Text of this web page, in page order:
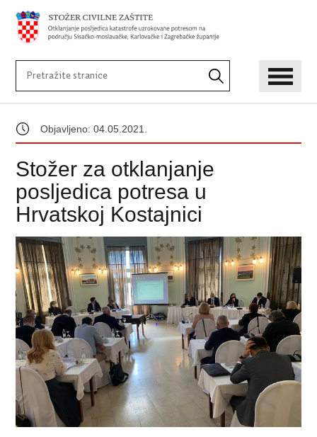
Objavljeno: 04.05.2021.
Stožer za otklanjanje
posljedica potresa u
Hrvatskoj Kostajnici